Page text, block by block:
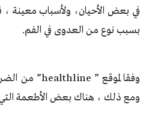
في بعض الأحيان، ولأسباب معينة
بسبب نوع من العدوى في الفم.
وفقا لموقع ” healthline” من
ومع ذلك ، هناك بعض الأطعمة التي